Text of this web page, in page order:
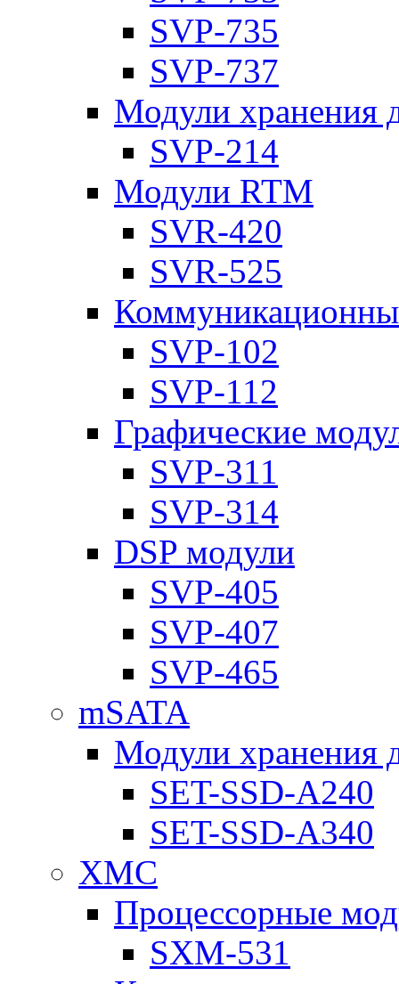
SVP-735
SVP-737
Модули хранения
SVP-214
Модули RTM
SVR-420
SVR-525
SVP-102
SVP-112
Графические
SVP-311
SVP-314
DSP модули
SVP-405
SVP-407
SVP-465
mSATA
Модули хранения
SET-SSD-A240
SET-SSD-A340
XMC
Процессорные
SXM-531